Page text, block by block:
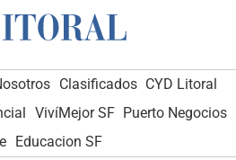
Clasificados CYD Litoral
VivíMejor SF Puerto Negocios
Educacion SF